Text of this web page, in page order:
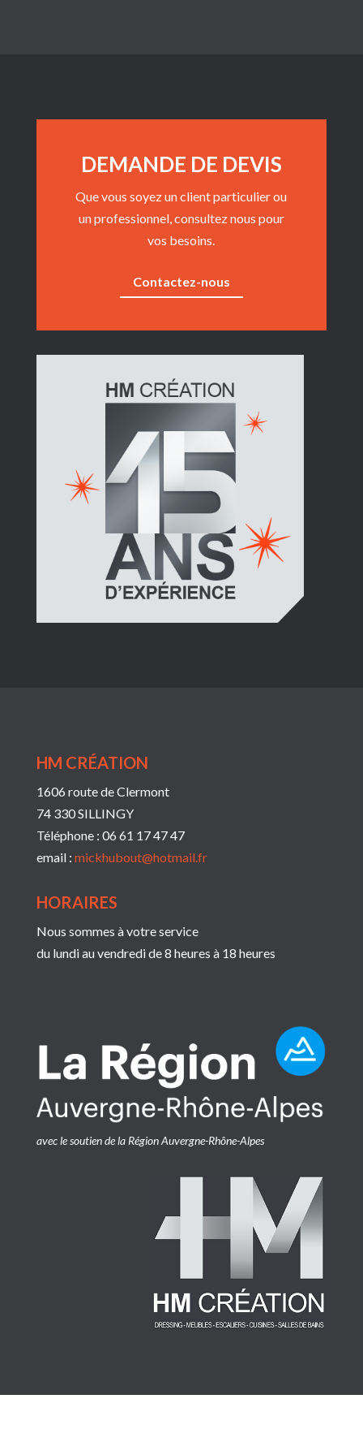
DEMANDE DE DEVIS
Que vous soyez un client particulier ou
un professionnel, consultez nous pour
vos besoins.
Contactez-nous
HM CRÉATION
1606 route de Clermont
74 330 SILLINGY
Téléphone : 06 61 17 47 47
email : mickhubout@hotmail.fr
HORAIRES
Nous sommes à votre service
du lundi au vendredi de 8 heures à 18 heures
avec le soutien de la Région Auvergne-Rhône-Alpes